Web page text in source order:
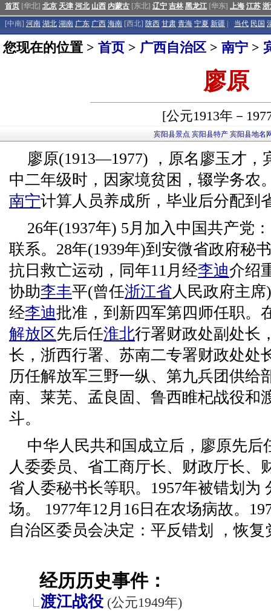
首页 [华北] 北京 天津 河北 山西 内蒙古 [东北] 辽宁 吉林 黑龙江 [华东] 上海 江苏
[中南] 河南 湖北 湖南 广东 广西 海南 [西北] 陕西 甘肃 青海 宁夏 新疆 当代 民国
您现在的位置 > 首页 > 广西自治区 > 南宁 >
廖原
[公元1913年－
宾阳县景点 宾阳县特产 宾阳县地名
廖原(1913—1977) ，原名廖玉才，
中二年级时，因家境贫困，辍学务农
南宁计算人员养成所，毕业后分配到
26年(1937年) 5月加入中国共产党
联系。28年(1939年)到安微省政府秘
抗日救亡运动，同年11月经李迪介绍
协助李丰平(曾任浙江省人民政府主席
经李迪批准，到新四军第四师任职。
解放区先后任淮北行署财政处副处长
长，浙西行署、苏南二专署财政处处
历任解放军三野一纵、第九兵团供给
南、莱芜、孟良固、鲁西睢杞战役和
斗。
中华人民共和国成立后，廖原先后
人委委员、省工商厅长、财政厅长、
省人委秘书长等职。1957年被错划为
场。 1977年12月16日在农场病故。
自治区委员会决定：平反错划 ，恢
经历历史事件：
渡江战役 (公元1949年)